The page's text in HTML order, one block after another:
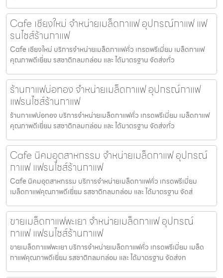
Cafe เชียงใหม่ จำหน่ายเมล็ดกาแฟ อุปกรณ์กาแฟ แฟ
รนไชส์ร้านกาแฟ
Cafe เชียงใหม่ บริการจำหน่ายเมล็ดกาแฟคั่ว เกรดพรีเมี่ยม เมล็ดกาแฟ
คุณภาพดีเยี่ยม รสชาติกลมกล่อม และ ได้มาตรฐาน จัดส่งทั่ว
ร้านกาแฟบ่อทอง จำหน่ายเมล็ดกาแฟ อุปกรณ์กาแฟ
แฟรนไชส์ร้านกาแฟ
ร้านกาแฟบ่อทอง บริการจำหน่ายเมล็ดกาแฟคั่ว เกรดพรีเมี่ยม เมล็ดกาแฟ
คุณภาพดีเยี่ยม รสชาติกลมกล่อม และ ได้มาตรฐาน จัดส่งทั่ว
Cafe นิคมอุตสาหกรรม จำหน่ายเมล็ดกาแฟ อุปกรณ์
กาแฟ แฟรนไชส์ร้านกาแฟ
Cafe นิคมอุตสาหกรรม บริการจำหน่ายเมล็ดกาแฟคั่ว เกรดพรีเมี่ยม
เมล็ดกาแฟคุณภาพดีเยี่ยม รสชาติกลมกล่อม และ ได้มาตรฐาน จัดส่
ขายเมล็ดกาแฟพะเยา จำหน่ายเมล็ดกาแฟ อุปกรณ์
กาแฟ แฟรนไชส์ร้านกาแฟ
ขายเมล็ดกาแฟพะเยา บริการจำหน่ายเมล็ดกาแฟคั่ว เกรดพรีเมี่ยม เมล็ด
กาแฟคุณภาพดีเยี่ยม รสชาติกลมกล่อม และ ได้มาตรฐาน จัดส่งท